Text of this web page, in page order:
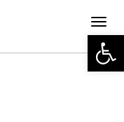
פתח סרגל נגישות
תפריט